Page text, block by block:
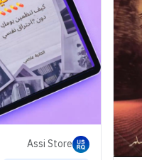
Assi Store